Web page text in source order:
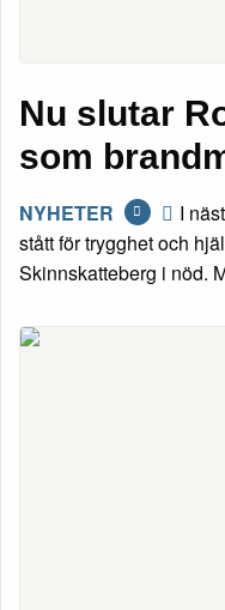
Nu slutar
som
NYHETER
I
stått för trygghet och
Skinnskatteberg i nöd.